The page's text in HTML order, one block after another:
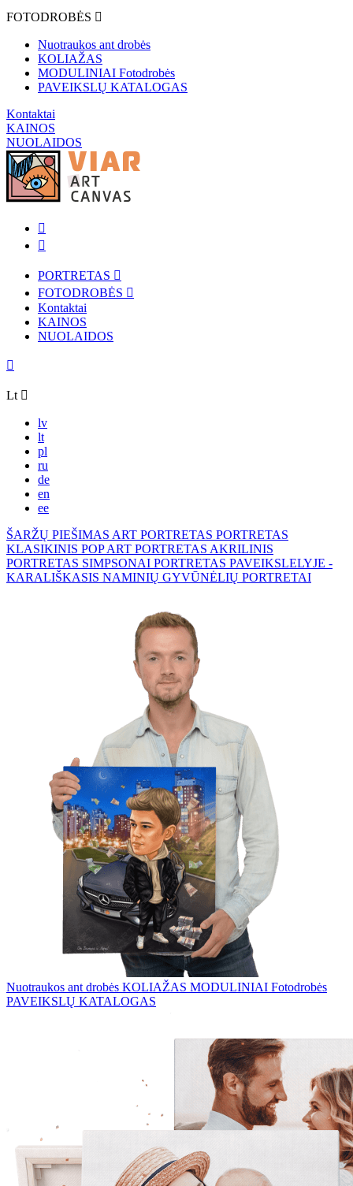
FOTODROBĖS
Nuotraukos ant drobės
KOLIAŽAS
MODULINIAI Fotodrobės
PAVEIKSLŲ KATALOGAS
Kontaktai
KAINOS
NUOLAIDOS
PORTRETAS
FOTODROBĖS
Kontaktai
KAINOS
NUOLAIDOS
Lt
lv
lt
pl
ru
de
en
ee
ŠARŽŲ PIEŠIMAS ART PORTRETAS PORTRETAS
KLASIKINIS POP ART PORTRETAS AKRILINIS
PORTRETAS SIMPSONAI PORTRETAS PAVEIKSLELYJE -
KARALIŠKASIS NAMINIŲ GYVŪNĖLIŲ PORTRETAI
Nuotraukos ant drobės KOLIAŽAS MODULINIAI Fotodrobės
PAVEIKSLŲ KATALOGAS